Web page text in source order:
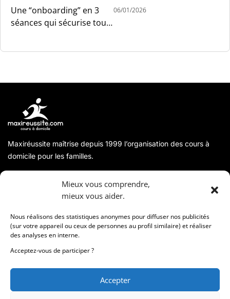
Mieux vous comprendre,
mieux vous aider.
Nous réalisons des statistiques anonymes pour diffuser nos publicités
(sur votre appareil ou ceux de personnes au profil similaire) et réaliser
des analyses en interne.
Acceptez-vous de participer ?
Accepter
Une “onboarding” en 3
séances qui sécurise tout
06/01/2026
Maxiréussite maîtrise depuis 1999 l’organisation des cours à
domicile pour les familles.
Coordonnées